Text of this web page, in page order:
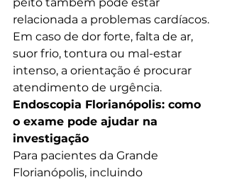
relacionada a problemas cardíacos.
Em caso de dor forte, falta de ar,
suor frio, tontura ou mal-estar
intenso, a orientação é procurar
atendimento de urgência.
Endoscopia Florianópolis: como
o exame pode ajudar na
investigação
Para pacientes da Grande
Florianópolis, incluindo